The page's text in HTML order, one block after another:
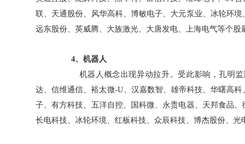
联、天通股份、风华高科、博敏电子、大元泵业、冰轮环
远东股份、英威腾、大族激光、大唐发电、上海电气等个股
4、机器人
机器人概念出现异动拉升。受此影响，孔明
达、信维通信、裕太微-U、汉嘉数智、雄帝科技、华曙高
子、有方科技、五洋自控、国科微、永贵电器、天邦食品
长电科技、冰轮环境、红板科技、众辰科技、博杰股份、光